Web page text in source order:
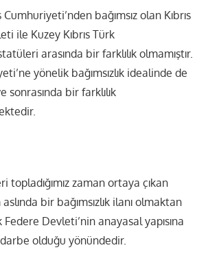
Cumhuriyeti’nden bağımsız olan Kıbrıs
ile Kuzey Kıbrıs Türk
arasında bir farklılık olmamıştır.
yönelik bağımsızlık idealinde de
sonrasında bir farklılık
topladığımız zaman ortaya çıkan
aslında bir bağımsızlık ilanı olmaktan
Federe Devleti’nin anayasal yapısına
darbe olduğu yönündedir.